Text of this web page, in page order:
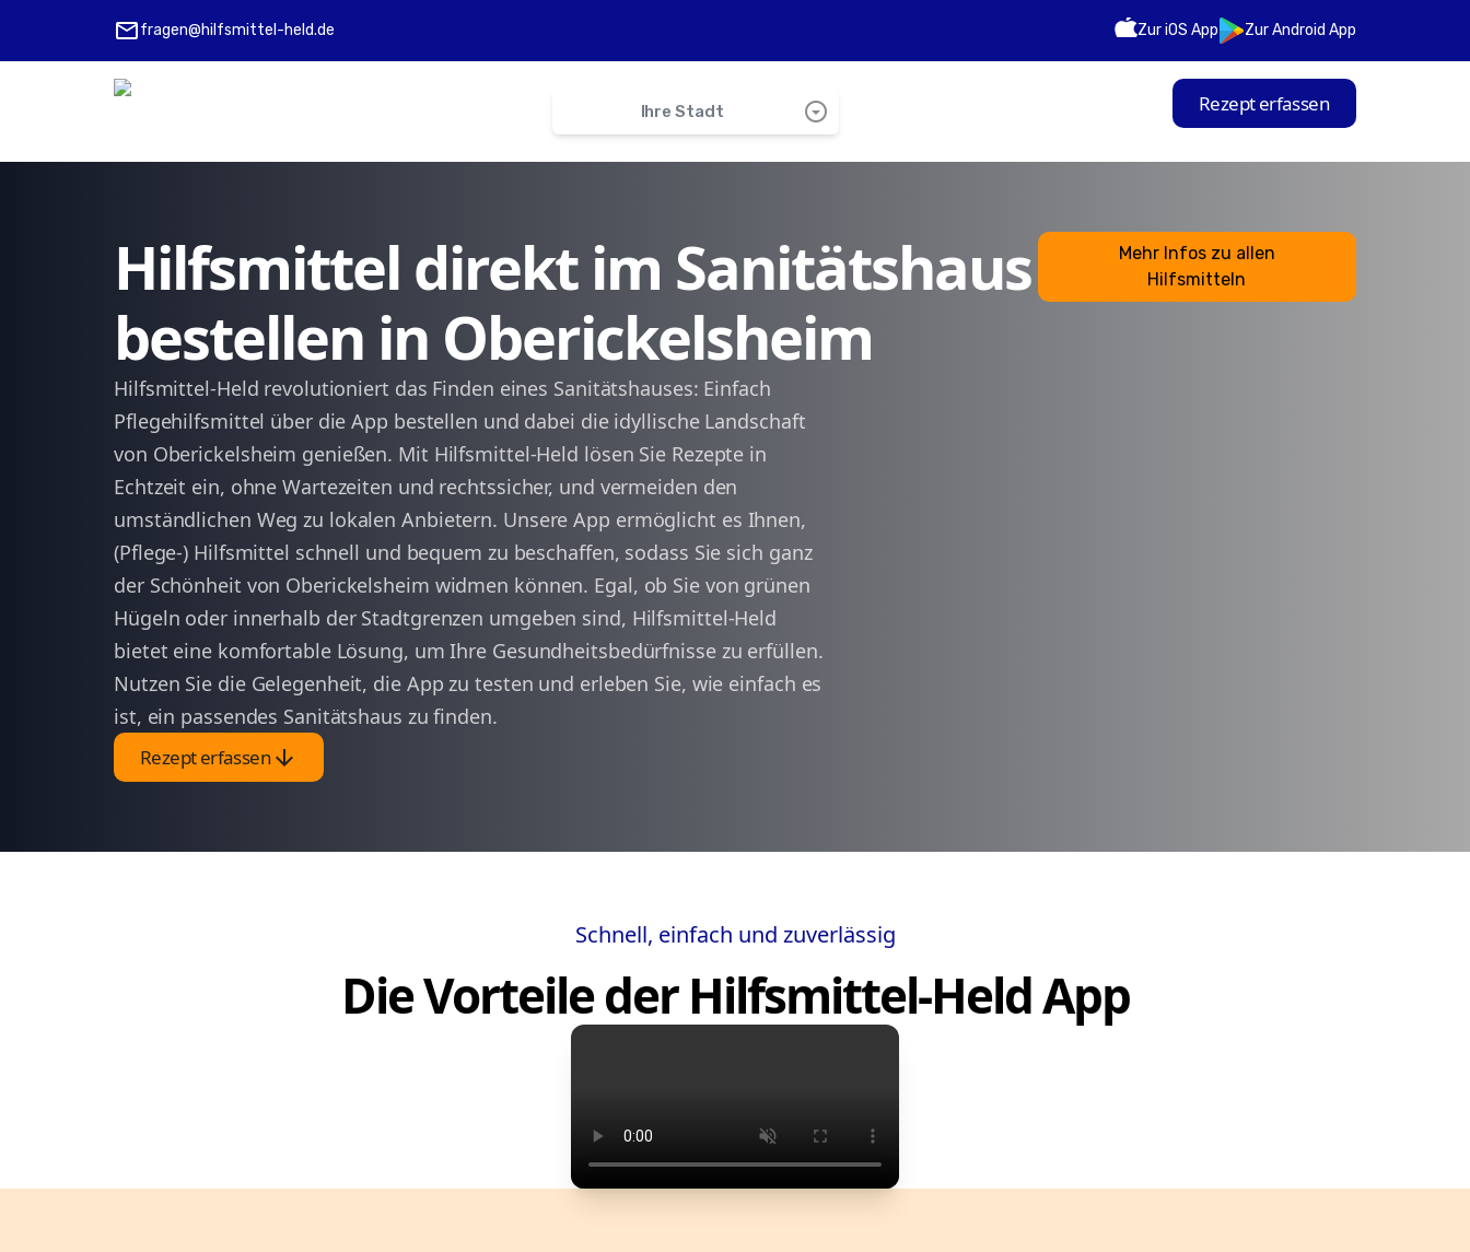
mailfragen@hilfsmittel-held.de Zur iOS App Zur Android App
Ihre Stadt arrow_drop_down_circle
Martinsheim
Hemmersheim
Marktbreit
Gollhofen
arrow_back 1 arrow_forward
Rezept erfassen
Hilfsmittel direkt im Sanitätshaus
bestellen in Oberickelsheim
Hilfsmittel-Held revolutioniert das Finden eines Sanitätshauses: Einfach
Pflegehilfsmittel über die App bestellen und dabei die idyllische Landschaft
von Oberickelsheim genießen. Mit Hilfsmittel-Held lösen Sie Rezepte in
Echtzeit ein, ohne Wartezeiten und rechtssicher, und vermeiden den
umständlichen Weg zu lokalen Anbietern. Unsere App ermöglicht es Ihnen,
(Pflege-) Hilfsmittel schnell und bequem zu beschaffen, sodass Sie sich ganz
der Schönheit von Oberickelsheim widmen können. Egal, ob Sie von grünen
Hügeln oder innerhalb der Stadtgrenzen umgeben sind, Hilfsmittel-Held
bietet eine komfortable Lösung, um Ihre Gesundheitsbedürfnisse zu erfüllen.
Nutzen Sie die Gelegenheit, die App zu testen und erleben Sie, wie einfach es
ist, ein passendes Sanitätshaus zu finden.
Rezept erfassenarrow_downward
Mehr Infos zu allen
Hilfsmitteln
Schnell, einfach und zuverlässig
Die Vorteile der Hilfsmittel-Held App